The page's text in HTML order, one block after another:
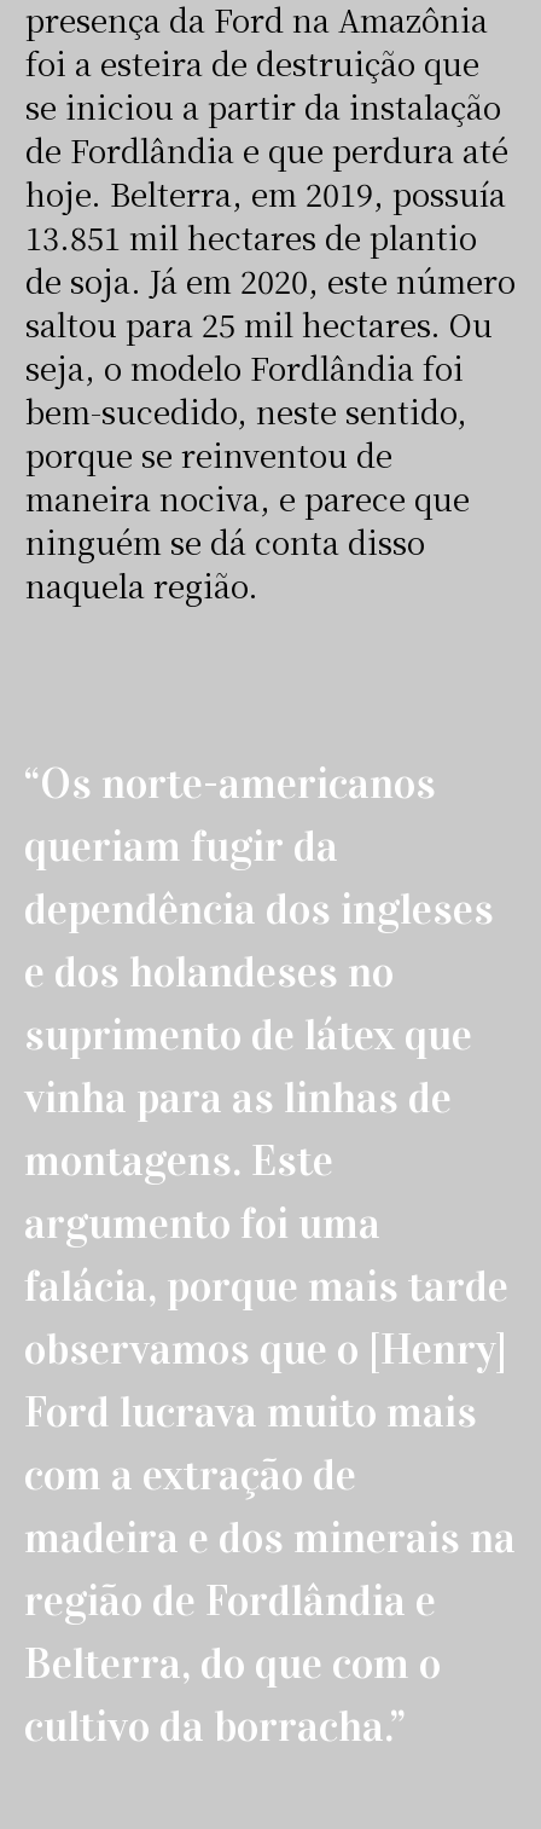
presença da Ford na Amazônia
foi a esteira de destruição que
se iniciou a partir da instalação
de Fordlândia e que perdura até
hoje. Belterra, em 2019, possuía
13.851 mil hectares de plantio
de soja. Já em 2020, este número
saltou para 25 mil hectares. Ou
seja, o modelo Fordlândia foi
bem-sucedido, neste sentido,
porque se reinventou de
maneira nociva, e parece que
ninguém se dá conta disso
naquela região.
“Os norte-americanos
queriam fugir da
dependência dos ingleses
e dos holandeses no
suprimento de látex que
vinha para as linhas de
montagens. Este
argumento foi uma
falácia, porque mais tarde
observamos que o [Henry]
Ford lucrava muito mais
com a extração de
madeira e dos minerais na
região de Fordlândia e
Belterra, do que com o
cultivo da borracha.”